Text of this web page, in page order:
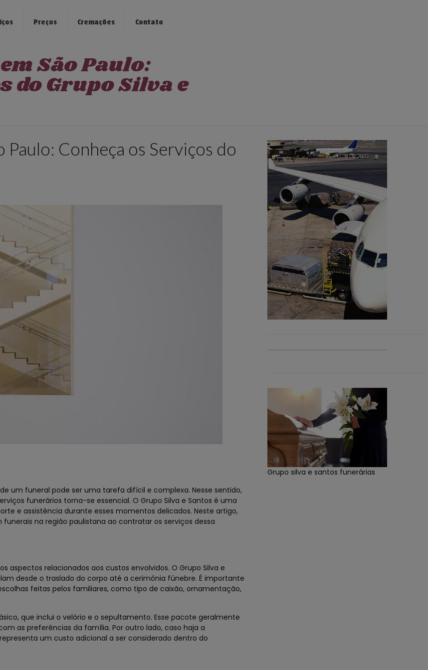
Preços Cremações Contato
São Paulo:
do Grupo Silva e
Paulo: Conheça os Serviços do
um funeral pode ser uma tarefa difícil e complexa. Nesse sentido,
funerários torna-se essencial. O Grupo Silva e Santos é uma
e assistência durante esses momentos delicados. Neste artigo,
na região paulistana ao contratar os serviços dessa
aspectos relacionados aos custos envolvidos. O Grupo Silva e
desde o traslado do corpo até a cerimônia fúnebre. É importante
feitas pelos familiares, como tipo de caixão, ornamentação,
que inclui o velório e o sepultamento. Esse pacote geralmente
as preferências da família. Por outro lado, caso haja a
um custo adicional a ser considerado dentro do
Grupo silva e santos funerárias